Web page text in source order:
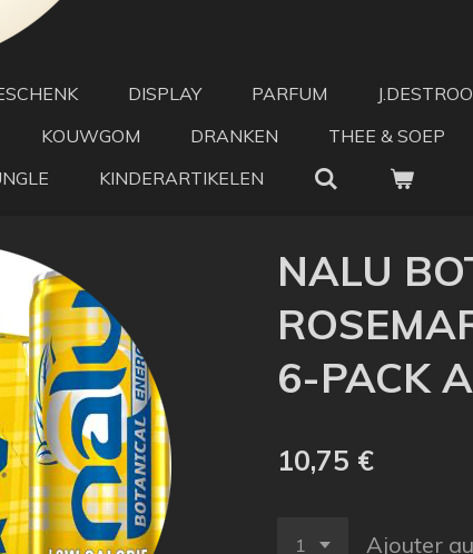
DISPLAY PARFUM
KOUWGOM DRANKEN THEE & SOEP
KINDERARTIKELEN
NALU
6-PACK
10,75 €
Ajouter